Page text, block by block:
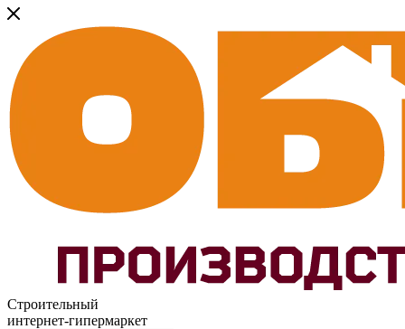
Строительный
интернет-гипермаркет